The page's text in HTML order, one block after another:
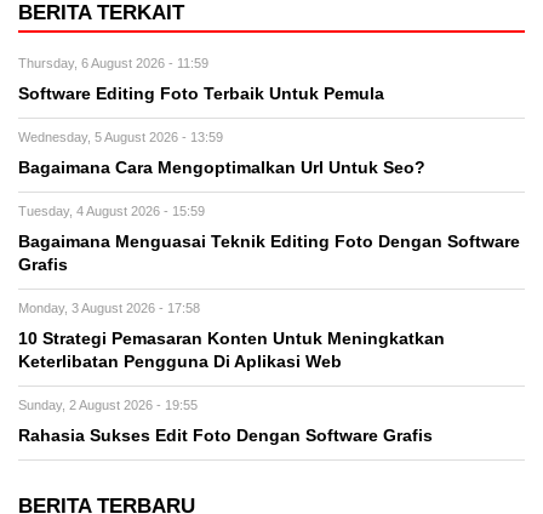
BERITA TERKAIT
Thursday, 6 August 2026 - 11:59
Software Editing Foto Terbaik Untuk Pemula
Wednesday, 5 August 2026 - 13:59
Bagaimana Cara Mengoptimalkan Url Untuk Seo?
Tuesday, 4 August 2026 - 15:59
Bagaimana Menguasai Teknik Editing Foto Dengan Software
Grafis
Monday, 3 August 2026 - 17:58
10 Strategi Pemasaran Konten Untuk Meningkatkan
Keterlibatan Pengguna Di Aplikasi Web
Sunday, 2 August 2026 - 19:55
Rahasia Sukses Edit Foto Dengan Software Grafis
BERITA TERBARU